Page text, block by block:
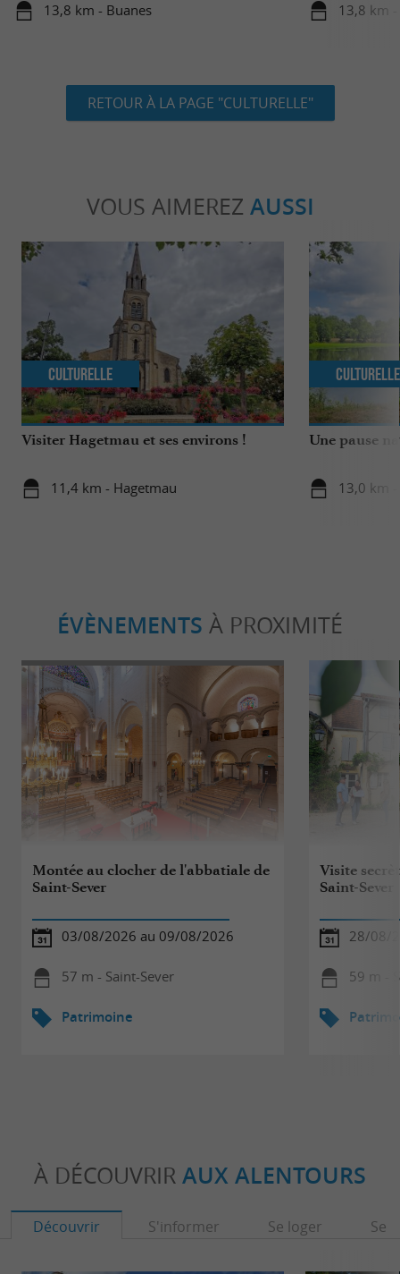
13,8 km - Buanes 13,8 km -
RETOUR À LA PAGE "CULTURELLE"
VOUS AIMEREZ AUSSI
Visiter Hagetmau et ses environs !
11,4 km - Hagetmau
Culturelle
Une pause
13,0 km
Culturelle
ÉVÈNEMENTS À PROXIMITÉ
Montée au clocher de l'abbatiale de
Saint-Sever
03/08/2026 au 09/08/2026
57 m - Saint-Sever
Patrimoine
Visite
Saint-Sever
28/08/
59 m -
À DÉCOUVRIR AUX ALENTOURS
Découvrir S'informer Se loger Se